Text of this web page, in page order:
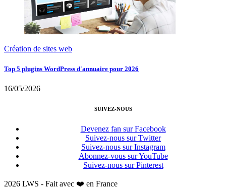
Création de sites web
Top 5 plugins WordPress d'annuaire pour 2026
16/05/2026
SUIVEZ-NOUS
Devenez fan sur Facebook
Suivez-nous sur Twitter
Suivez-nous sur Instagram
Abonnez-vous sur YouTube
Suivez-nous sur Pinterest
2026 LWS - Fait avec ❤️ en France